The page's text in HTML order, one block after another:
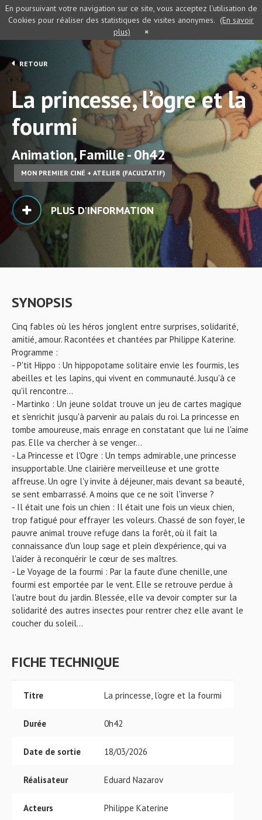
RETOUR
La princesse, l’ogre et la
fourmi
Animation, Famille - 0h42
MON PREMIER CINÉ + ATELIER (FACULTATIF)
PLUS D'INFORMATION
SYNOPSIS
Cinq fables où les héros jonglent entre surprises, solidarité,
amitié, amour. Racontées et chantées par Philippe Katerine.
Programme :
- P'tit Hippo : Un hippopotame solitaire envie les fourmis, les
abeilles et les lapins, qui vivent en communauté. Jusqu'à ce
qu'il rencontre...
- Martinko : Un jeune soldat trouve un jeu de cartes magique
et s'enrichit jusqu'à parvenir au palais du roi. La princesse en
tombe amoureuse, mais enrage en constatant que lui ne l'aime
pas. Elle va chercher à se venger...
- La Princesse et l'Ogre : Un temps admirable, une princesse
insupportable. Une clairière merveilleuse et une grotte
affreuse. Un ogre l'y invite à déjeuner, mais devant sa beauté,
se sent embarrassé. A moins que ce ne soit l'inverse ?
- Il était une fois un chien : Il était une fois un vieux chien,
trop fatigué pour effrayer les voleurs. Chassé de son foyer, le
pauvre animal trouve refuge dans la forêt, où il fait la
connaissance d'un loup sage et plein d'expérience, qui va
l'aider à reconquérir le cœur de ses maîtres.
- Le Voyage de la fourmi : Par la faute d'une chenille, une
fourmi est emportée par le vent. Elle se retrouve perdue à
l'autre bout du jardin. Blessée, elle va devoir compter sur la
solidarité des autres insectes pour rentrer chez elle avant le
coucher du soleil...
FICHE TECHNIQUE
Titre La princesse, l’ogre et la fourmi
Durée 0h42
Date de sortie 18/03/2026
Réalisateur Eduard Nazarov
Acteurs Philippe Katerine
En poursuivant votre navigation sur ce site, vous acceptez l’utilisation de
Cookies pour réaliser des statistiques de visites anonymes. (En savoir
plus)
×